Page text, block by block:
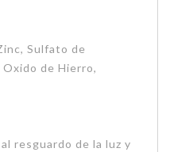
Sulfato de
de Hierro,
resguardo de la luz y